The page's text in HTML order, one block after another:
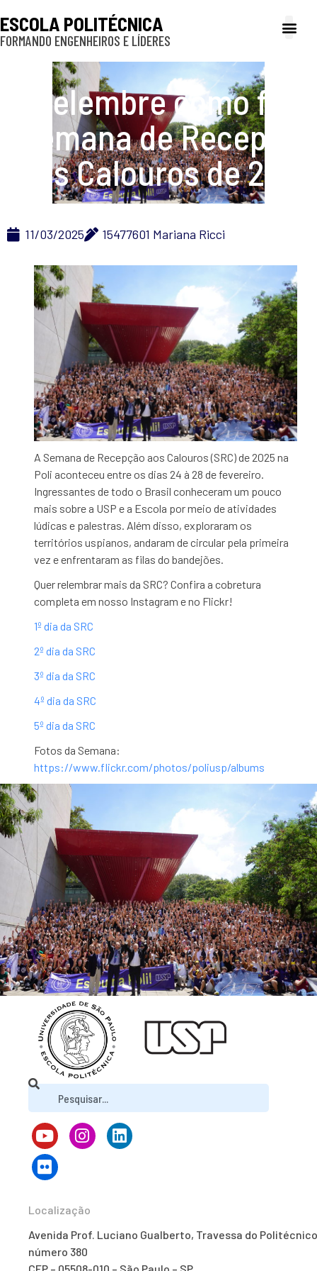
ESCOLA POLITÉCNICA
FORMANDO ENGENHEIROS E LÍDERES
Relembre como foi a
Semana de Recepção
aos Calouros de 2025
11/03/2025 15477601 Mariana Ricci
A Semana de Recepção aos Calouros (SRC) de 2025 na
Poli aconteceu entre os dias 24 à 28 de fevereiro.
Ingressantes de todo o Brasil conheceram um pouco
mais sobre a USP e a Escola por meio de atividades
lúdicas e palestras. Além disso, exploraram os
territórios uspianos, andaram de circular pela primeira
vez e enfrentaram as filas do bandejões.
Quer relembrar mais da SRC? Confira a cobretura
completa em nosso Instagram e no Flickr!
1º dia da SRC
2º dia da SRC
3º dia da SRC
4º dia da SRC
5º dia da SRC
Fotos da Semana:
https://www.flickr.com/photos/poliusp/albums
Localização
Avenida Prof. Luciano Gualberto, Travessa do
número 380